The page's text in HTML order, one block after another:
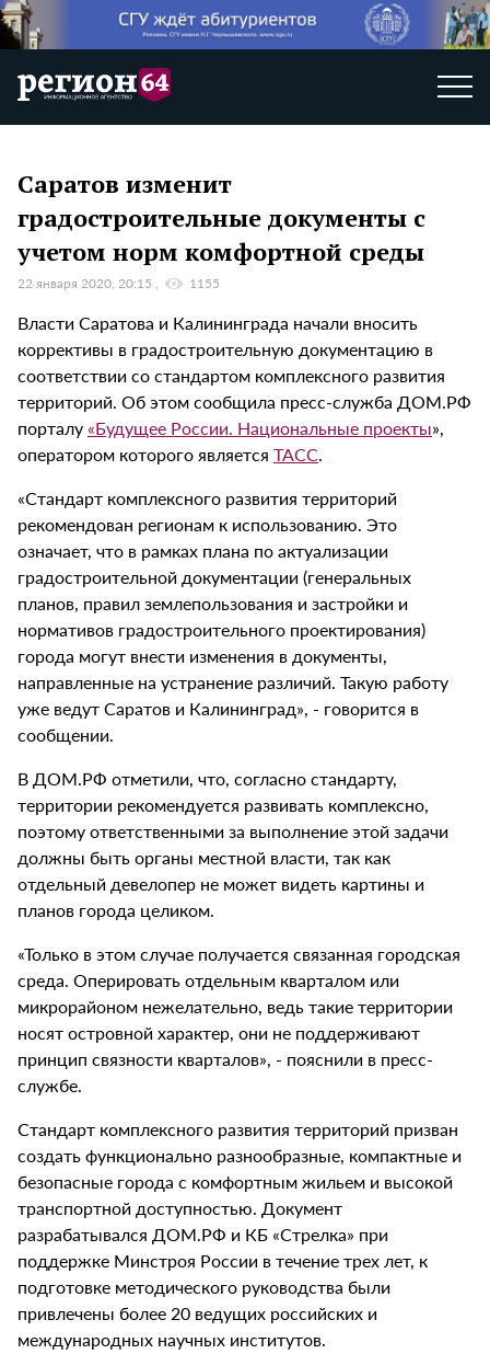
Саратов изменит
градостроительные документы с
учетом норм комфортной среды
22 января 2020, 20:15 1155
Власти Саратова и Калининграда начали вносить
коррективы в градостроительную документацию в
соответствии со стандартом комплексного развития
территорий. Об этом сообщила пресс-служба ДОМ.РФ
порталу «Будущее России. Национальные проекты»,
оператором которого является ТАСС.
«Стандарт комплексного развития территорий
рекомендован регионам к использованию. Это
означает, что в рамках плана по актуализации
градостроительной документации (генеральных
планов, правил землепользования и застройки и
нормативов градостроительного проектирования)
города могут внести изменения в документы,
направленные на устранение различий. Такую работу
уже ведут Саратов и Калининград», - говорится в
сообщении.
В ДОМ.РФ отметили, что, согласно стандарту,
территории рекомендуется развивать комплексно,
поэтому ответственными за выполнение этой задачи
должны быть органы местной власти, так как
отдельный девелопер не может видеть картины и
планов города целиком.
«Только в этом случае получается связанная городская
среда. Оперировать отдельным кварталом или
микрорайоном нежелательно, ведь такие территории
носят островной характер, они не поддерживают
принцип связности кварталов», - пояснили в пресс-
службе.
Стандарт комплексного развития территорий призван
создать функционально разнообразные, компактные и
безопасные города с комфортным жильем и высокой
транспортной доступностью. Документ
разрабатывался ДОМ.РФ и КБ «Стрелка» при
поддержке Минстроя России в течение трех лет, к
подготовке методического руководства были
привлечены более 20 ведущих российских и
международных научных институтов.